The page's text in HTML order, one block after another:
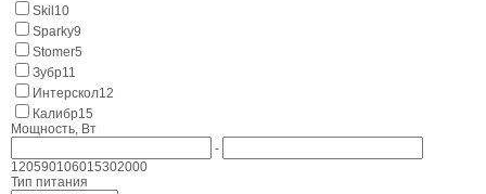
Skil 10
Sparky9
Stomer5
Зубр11
Интерскол12
Калибр15
Мощность, Вт
-
120590106015302000
Тип питания